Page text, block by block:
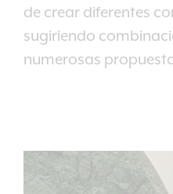
de crear diferentes
sugiriendo
numerosas